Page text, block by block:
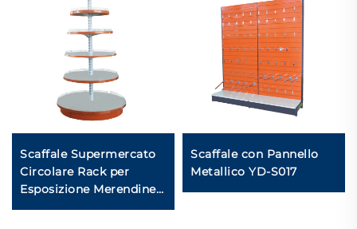
Scaffale Supermercato
Circolare Rack per
Esposizione Merendine
YD-S012
Scaffale con Pannello
Metallico YD-S017